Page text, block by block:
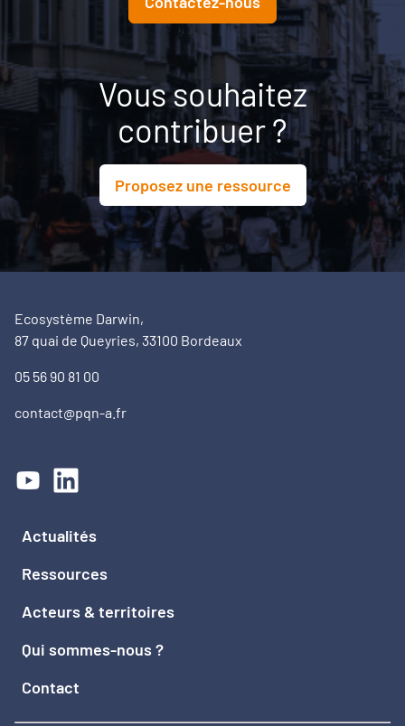
Vous souhaitez
contribuer ?
Proposez une ressource
Ecosystème Darwin,
87 quai de Queyries, 33100 Bordeaux
05 56 90 81 00
contact@pqn-a.fr
Actualités
Ressources
Acteurs & territoires
Qui sommes-nous ?
Contact